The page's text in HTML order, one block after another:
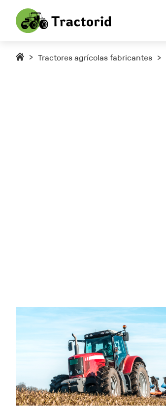
> Tractores agrícolas fabricantes >